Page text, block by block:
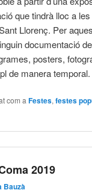
que tindrà lloc a
Llorenç. Per
documentació
posters,
de manera
com a Festes,festes
2019
Bauzà